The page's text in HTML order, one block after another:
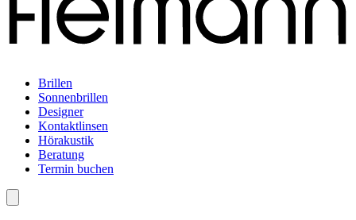
Brillen
Sonnenbrillen
Designer
Kontaktlinsen
Hörakustik
Beratung
Termin buchen